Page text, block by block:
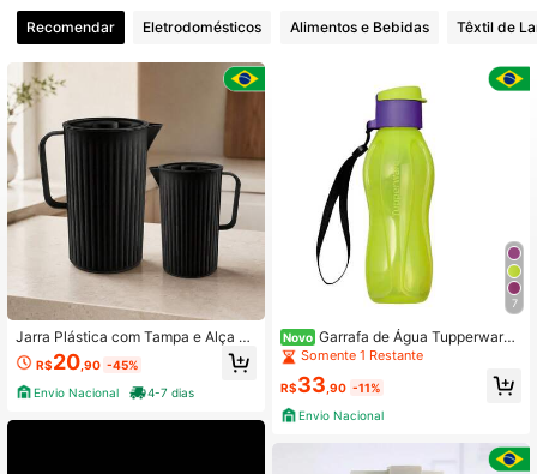
4,86
249 Seguidores
4,86 249 Seguidores
249 Seguidores
Recomendar Eletrodomésticos Alimentos e Bebidas Têxtil de
Jarra Plástica com Tampa e Alça Pr
eta Canelada Usual Utilidades
R$20,90 -45%
Envio Nacional
4-7 dias
7
Novo Garrafa de Água Tupperware
310ml Tampa Flip Top livre de BPA
Somente 1 Restante
R$33 ,90 -11%
Envio Nacional